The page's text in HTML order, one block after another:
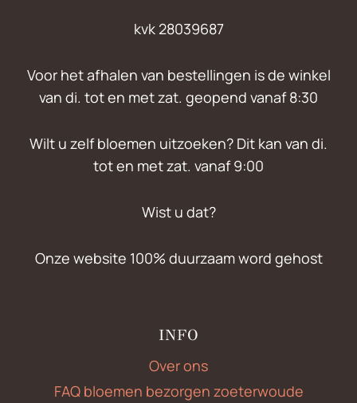
kvk 28039687
Voor het afhalen van bestellingen is de winkel
van di. tot en met zat. geopend vanaf 8:30
Wilt u zelf bloemen uitzoeken? Dit kan van di.
tot en met zat. vanaf 9:00
Wist u dat?
Onze website 100% duurzaam word gehost
INFO
Over ons
FAQ bloemen bezorgen zoeterwoude